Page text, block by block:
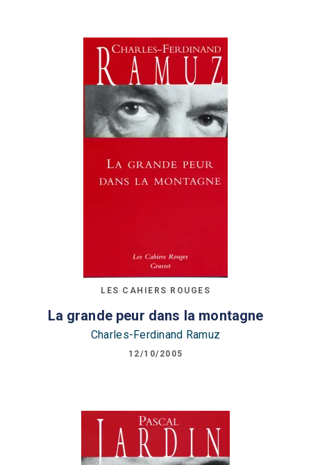
LES CAHIERS ROUGES
La grande peur dans la montagne
Charles-Ferdinand Ramuz
12/10/2005